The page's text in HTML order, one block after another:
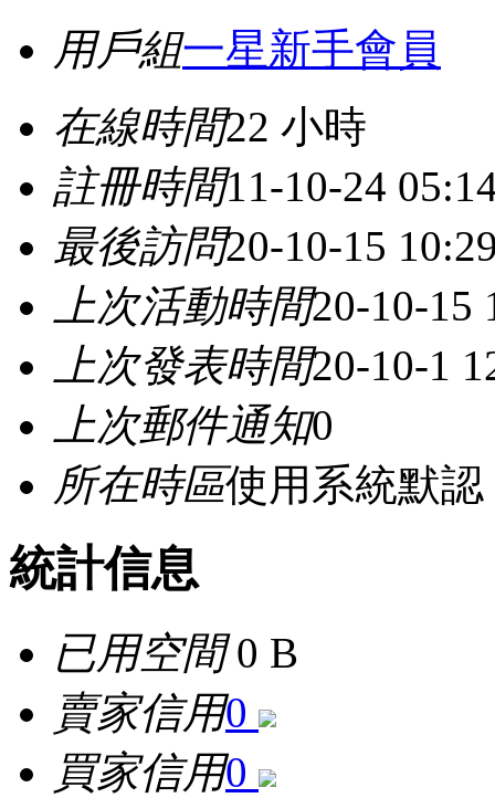
用戶組一星新手會員
在線時間22 小時
註冊時間11-10-24
最後訪問20-10-15
上次活動時間20-10-15
上次發表時間20-10-1
上次郵件通知0
所在時區使用系統默認
統計信息
已用空間0 B
賣家信用0
買家信用0